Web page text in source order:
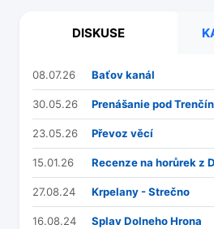
DISKUSE
08.07.26 Baťov kanál
30.05.26 Prenášanie pod
23.05.26 Převoz věcí
15.01.26 Recenze na horůrek z
27.08.24 Krpelany - Strečno
16.08.24 Splav Dolneho Hrona